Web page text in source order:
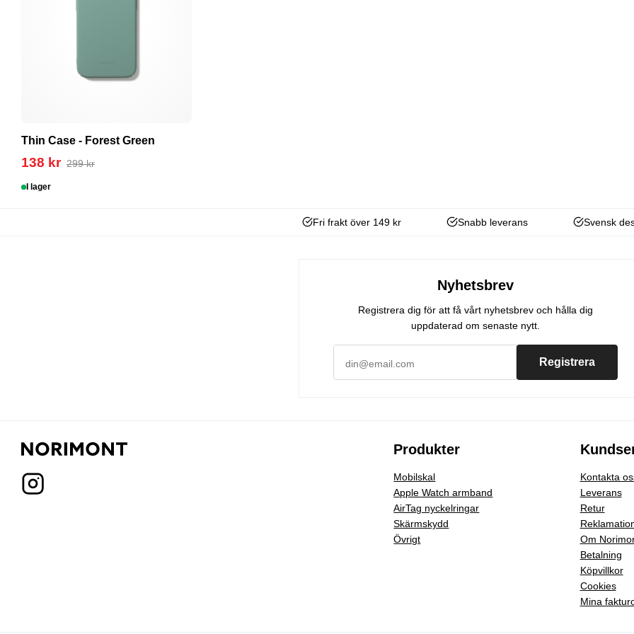
Thin Case - Forest Green
138 kr 299 kr
I lager
Fri frakt över 149 kr Snabb leverans Svensk
Nyhetsbrev
Registrera dig för att få vårt nyhetsbrev och hålla dig
uppdaterad om senaste nytt.
Registrera
Produkter
Mobilskal
Apple Watch armband
AirTag nyckelringar
Skärmskydd
Övrigt
Kontakta
Leverans
Retur
Om
Betalning
Köpvillkor
Cookies
Mina